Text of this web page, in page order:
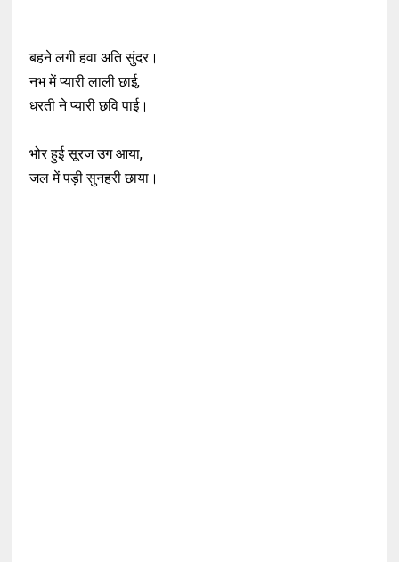
बहने लगी हवा अति सुंदर।
नभ में प्यारी लाली छाई,
धरती ने प्यारी छवि पाई।
भोर हुई सूरज उग आया,
जल में पड़ी सुनहरी छाया।